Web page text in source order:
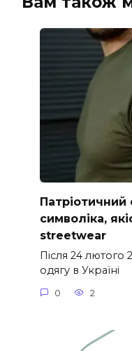
Патріотичний
символіка,
streetwear
Після 24 лютого
одягу в Україні
0 2